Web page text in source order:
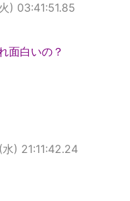
) 03:41:51.85
面白いの？
) 21:11:42.24